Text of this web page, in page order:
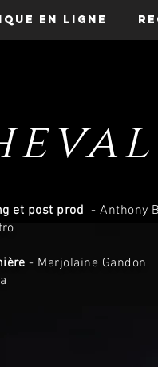
en ligne
et post prod - Anthony
- Marjolaine Gandon